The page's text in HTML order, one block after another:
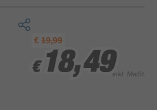
€19,99
€ 18,49
€ 18,49
€ 18,49inkl. MwSt.